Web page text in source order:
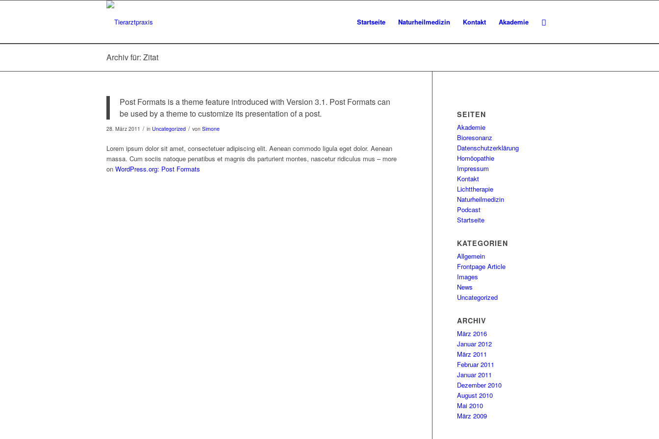
Startseite Naturheilmedizin Kontakt Akademie
Archiv für: Zitat
Post Formats is a theme feature introduced with Version 3.1. Post Formats can
be used by a theme to customize its presentation of a post.
28. März 2011 / in Uncategorized / von Simone
Lorem ipsum dolor sit amet, consectetuer adipiscing elit. Aenean commodo ligula eget dolor. Aenean
massa. Cum sociis natoque penatibus et magnis dis parturient montes, nascetur ridiculus mus – more
on WordPress.org: Post Formats
SEITEN
Akademie
Bioresonanz
Datenschutzerklärung
Homöopathie
Impressum
Kontakt
Lichttherapie
Naturheilmedizin
Podcast
Startseite
KATEGORIEN
Allgemein
Frontpage Article
Images
News
Uncategorized
ARCHIV
März 2016
Januar 2012
März 2011
Februar 2011
Januar 2011
Dezember 2010
August 2010
Mai 2010
März 2009